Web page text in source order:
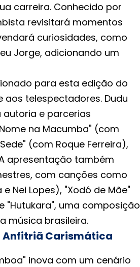
carreira. Conhecido por
revisitará momentos
curiosidades, como
Jorge, adicionando um
para esta edição do
aos telespectadores. Dudu
autoria e parcerias
na Macumba" (com
(com Roque Ferreira),
apresentação também
com canções como
Nei Lopes), "Xodó de Mãe"
"Hutukara", uma composição
música brasileira.
Anfitriã Carismática
inova com um cenário